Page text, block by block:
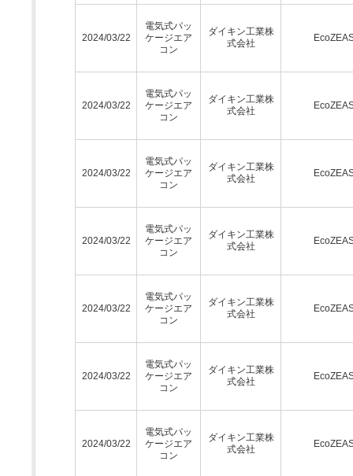
2024/03/22
電気式パッ
ケージエア
コン
ダイキン工業株
式会社
2024/03/22
電気式パッ
ケージエア
コン
ダイキン工業株
式会社
2024/03/22
電気式パッ
ケージエア
コン
ダイキン工業株
式会社
2024/03/22
電気式パッ
ケージエア
コン
ダイキン工業株
式会社
2024/03/22
電気式パッ
ケージエア
コン
ダイキン工業株
式会社
2024/03/22
電気式パッ
ケージエア
コン
ダイキン工業株
式会社
2024/03/22
電気式パッ
ケージエア
コン
ダイキン工業株
式会社